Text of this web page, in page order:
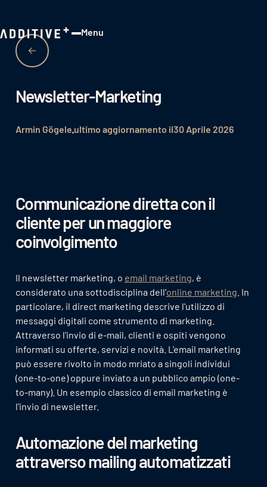
Menu
Newsletter-Marketing
Armin Gögeleultimo aggiornamento il30 Aprile 2026
Communicazione diretta con il
cliente per un maggiore
coinvolgimento
Il newsletter marketing, o email marketing, è
considerato una sottodisciplina dell'online marketing . In
particolare, il direct marketing descrive l'utilizzo di
messaggi digitali come strumento di marketing.
Attraverso l'invio di e-mail, clienti e ospiti vengono
informati su offerte, servizi e novità. L'email marketing
può essere rivolto in modo mriato a singoli individui
(one-to-one) oppure inviato a un pubblico ampio (one-
to-many). Un esempio classico di email marketing è
l'invio di newsletter.
Automazione del marketing
attraverso mailing automatizzati